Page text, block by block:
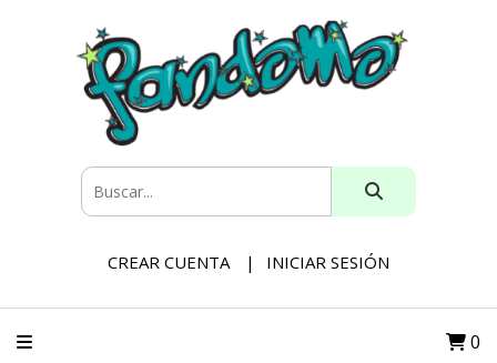
CREAR CUENTA INICIAR SESIÓN
0